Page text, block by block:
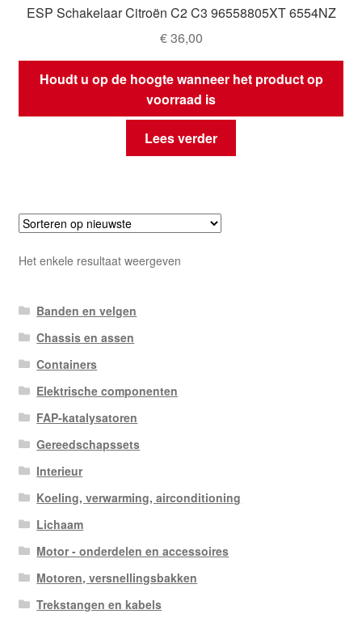
ESP Schakelaar Citroën C2 C3 96558805XT 6554NZ
€36,00
Houdt u op de hoogte wanneer het product op
voorraad is
Lees verder
Het enkele resultaat weergeven
Banden en velgen
Chassis en assen
Containers
Elektrische componenten
FAP-katalysatoren
Gereedschapssets
Interieur
Koeling, verwarming, airconditioning
Lichaam
Motor - onderdelen en accessoires
Motoren, versnellingsbakken
Trekstangen en kabels